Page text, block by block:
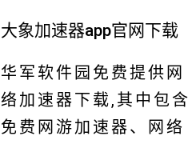
大象加速器app官网下载
华军软件园免费提供网
络加速器下载,其中包含
免费网游加速器、网络